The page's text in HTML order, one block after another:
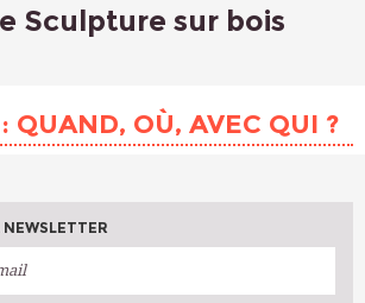
ATELIERS À L’ANNÉE
INFOS PRATIQUES
Sculpture sur bois
QUAND, OÙ, AVEC QUI ?